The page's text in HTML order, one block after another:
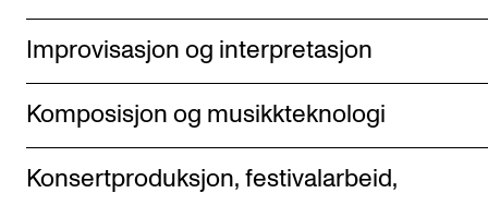
Mangfold og likestilling
AKTUELT
Arrangementer
Improvisasjon og interpretasjon
Komposisjon og musikkteknologi
Konsertproduksjon, festivalarbeid,